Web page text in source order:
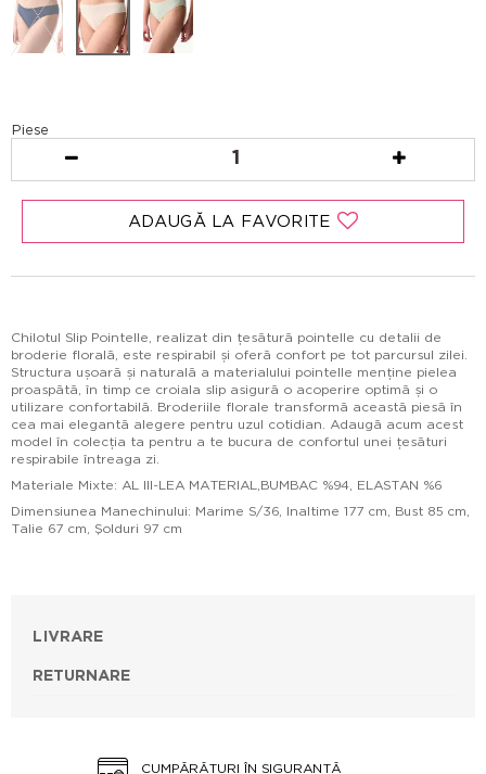
Piese
1
ADAUGĂ LA FAVORITE
Chilotul Slip Pointelle, realizat din țesătură pointelle cu detalii de
broderie florală, este respirabil și oferă confort pe tot parcursul zilei.
Structura ușoară și naturală a materialului pointelle menține pielea
proaspătă, în timp ce croiala slip asigură o acoperire optimă și o
utilizare confortabilă. Broderiile florale transformă această piesă în
cea mai elegantă alegere pentru uzul cotidian. Adaugă acum acest
model în colecția ta pentru a te bucura de confortul unei țesături
respirabile întreaga zi.
Materiale Mixte: AL III-LEA MATERIAL,BUMBAC %94, ELASTAN %6
Dimensiunea Manechinului: Marime S/36, Inaltime 177 cm, Bust 85 cm,
Talie 67 cm, Şolduri 97 cm
LIVRARE
RETURNARE
CUMPĂRĂTURI ÎN SIGURANȚĂ